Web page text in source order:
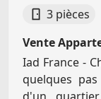
3 pièces
Vente
Iad France -
quelques